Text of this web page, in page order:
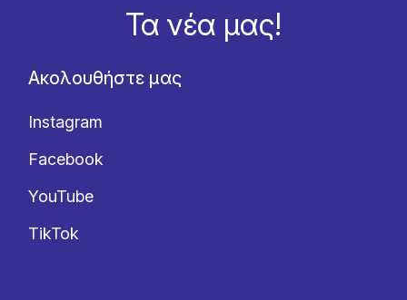
Τα νέα μας!
Ακολουθήστε μας
Instagram
Facebook
YouTube
TikTok